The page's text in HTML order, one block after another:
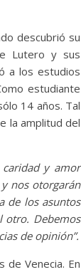
descubrió su
Lutero y sus
a los estudios
estudiante
14 años. Tal
la amplitud del
y amor
nos otorgarán
de los asuntos
otro. Debemos
de opinión”.
de Venecia. En